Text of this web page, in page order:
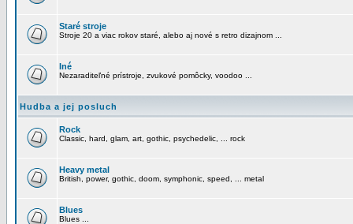
Staré stroje
Stroje 20 a viac rokov staré, alebo aj nové s retro dizajnom ...
Iné
Nezaraditeľné prístroje, zvukové pomôcky, voodoo ...
Hudba a jej posluch
Rock
Classic, hard, glam, art, gothic, psychedelic, ... rock
Heavy metal
British, power, gothic, doom, symphonic, speed, ... metal
Blues
Blues ...